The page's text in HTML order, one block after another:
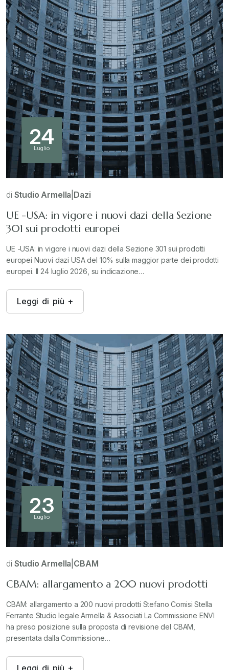
24
Luglio
di Studio Armella Dazi
UE -USA: in vigore i nuovi dazi della Sezione
301 sui prodotti europei
UE -USA: in vigore i nuovi dazi della Sezione 301 sui prodotti
europei Nuovi dazi USA del 10% sulla maggior parte dei prodotti
europei. Il 24 luglio 2026, su indicazione…
Leggi di più +
23
Luglio
di Studio Armella CBAM
CBAM: allargamento a 200 nuovi prodotti
CBAM: allargamento a 200 nuovi prodotti Stefano Comisi Stella
Ferrante Studio legale Armella & Associati La Commissione ENVI
ha preso posizione sulla proposta di revisione del CBAM,
presentata dalla Commissione…
L eggi di più +